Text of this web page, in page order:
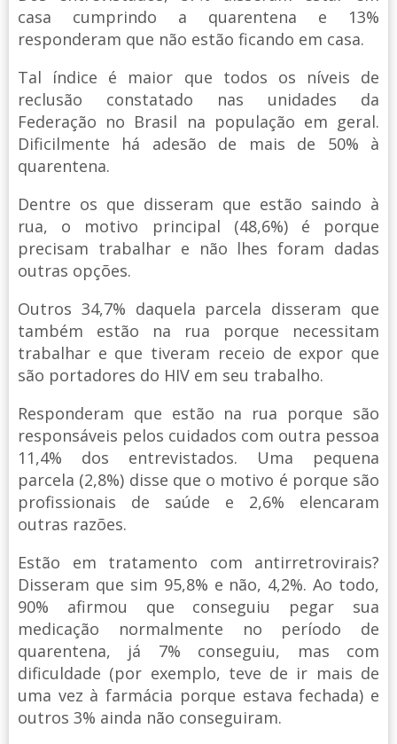
casa cumprindo a quarentena e 13%
responderam que não estão ficando em casa.
Tal índice é maior que todos os níveis de
reclusão constatado nas unidades da
Federação no Brasil na população em geral.
Dificilmente há adesão de mais de 50% à
quarentena.
Dentre os que disseram que estão saindo à
rua, o motivo principal (48,6%) é porque
precisam trabalhar e não lhes foram dadas
outras opções.
Outros 34,7% daquela parcela disseram que
também estão na rua porque necessitam
trabalhar e que tiveram receio de expor que
são portadores do HIV em seu trabalho.
Responderam que estão na rua porque são
responsáveis pelos cuidados com outra pessoa
11,4% dos entrevistados. Uma pequena
parcela (2,8%) disse que o motivo é porque são
profissionais de saúde e 2,6% elencaram
outras razões.
Estão em tratamento com antirretrovirais?
Disseram que sim 95,8% e não, 4,2%. Ao todo,
90% afirmou que conseguiu pegar sua
medicação normalmente no período de
quarentena, já 7% conseguiu, mas com
dificuldade (por exemplo, teve de ir mais de
uma vez à farmácia porque estava fechada) e
outros 3% ainda não conseguiram.